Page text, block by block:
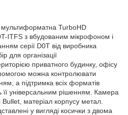
мультиформатна TurboHD
ITFS з вбудованим мікрофоном і
серії D0T від виробника
для організації
приватного будинку, офісу
можна контролювати
а підтримка всіх форматів
універсальним рішенням. Камера
матеріал корпусу метал.
у вигляді косички з двома